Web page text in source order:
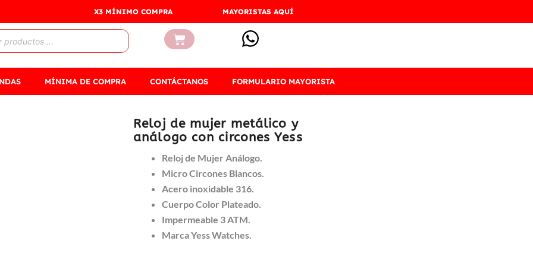
X3 MÍNIMO COMPRA MAYORISTAS AQUÍ
Carrito
MÍNIMA DE COMPRA CONTÁCTANOS FORMULARIO MAYORISTA
Reloj de mujer metálico y
análogo con circones Yess
Reloj de Mujer Análogo.
Micro Circones Blancos.
Acero inoxidable 316.
Cuerpo Color Plateado.
Impermeable 3 ATM.
Marca Yess Watches.